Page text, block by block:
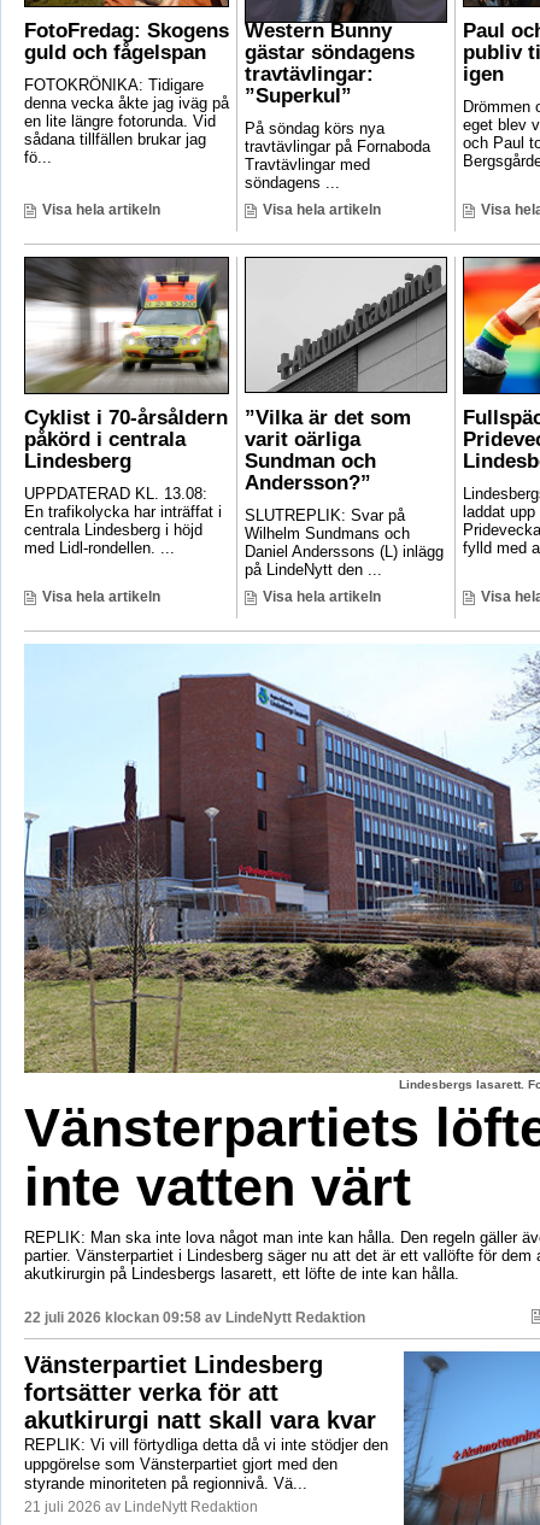
FotoFredag: Skogens
guld och fågelspan
FOTOKRÖNIKA: Tidigare
denna vecka åkte jag iväg på
en lite längre fotorunda. Vid
sådana tillfällen brukar jag
fö...
Visa hela artikeln
Western Bunny
gästar söndagens
travtävlingar:
”Superkul”
På söndag körs nya
travtävlingar på Fornaboda
Travtävlingar med
söndagens ...
Visa hela artikeln
Paul
publiv
igen
Drömmen
eget blev
och Paul
Visa
Cyklist i 70-årsåldern
påkörd i centrala
Lindesberg
UPPDATERAD KL. 13.08:
En trafikolycka har inträffat i
centrala Lindesberg i höjd
med Lidl-rondellen. ...
Visa hela artikeln
”Vilka är det som
varit oärliga
Sundman och
Andersson?”
SLUTREPLIK: Svar på
Wilhelm Sundmans och
Daniel Anderssons (L) inlägg
på LindeNytt den ...
Visa hela artikeln
laddat
fylld med
Visa
Lindesbergs lasarett.
Vänsterpartiets
inte vatten värt
REPLIK: Man ska inte lova något man inte kan hålla. Den regeln gäller
partier. Vänsterpartiet i Lindesberg säger nu att det är ett vallöfte för dem
akutkirurgin på Lindesbergs lasarett, ett löfte de inte kan hålla.
22 juli 2026 klockan 09:58 av LindeNytt Redaktion
Vänsterpartiet Lindesberg
fortsätter verka för att
akutkirurgi natt skall vara kvar
REPLIK: Vi vill förtydliga detta då vi inte stödjer den
uppgörelse som Vänsterpartiet gjort med den
styrande minoriteten på regionnivå. Vä...
21 juli 2026 av LindeNytt Redaktion